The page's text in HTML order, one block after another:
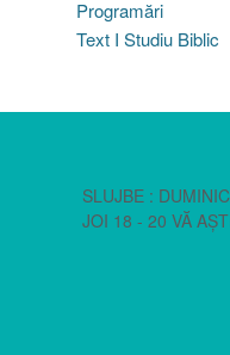
Programări
Text I Studiu Biblic
SLUJBE :
JOI 18 - 20 VĂ